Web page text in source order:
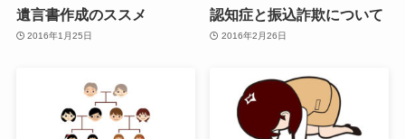
遺言書作成のススメ
2016年1月25日
認知症と振込詐欺について
2016年2月26日